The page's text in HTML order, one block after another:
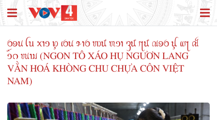
ꪉꪮꪙ ꪶꪕ ꪎꪱꪫ ꪭꪴ ꪹꪉꪙ ꪩꪱꪉ ꪪꪽ ꪬꪫꪱ ꪅꪽ ꪋꪽ ꪄꪮꪉ ꪊꪴ ꪵꪋ ꫛ
ꪫꪸꪒ ꪘꪱꪣ (NGON TÔ XÁO HỤ NGƯƠN LANG
VẰN HOÁ KHÒNG CHU CHỰA CÔN VIỆT
NAM)